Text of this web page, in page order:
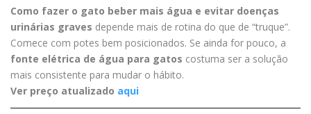
Como fazer o gato beber mais água e evitar doenças
urinárias graves depende mais de rotina do que de “truque”.
Comece com potes bem posicionados. Se ainda for pouco, a
fonte elétrica de água para gatos costuma ser a solução
mais consistente para mudar o hábito.
Ver preço atualizado aqui